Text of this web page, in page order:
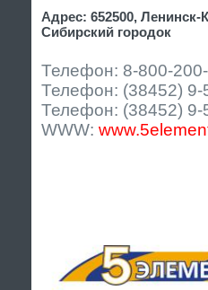
Адрес: 652500, Ленинск-
Сибирский городок
Телефон: 8-800-
Телефон: (38452) 9-
Телефон: (38452) 9-
WWW: